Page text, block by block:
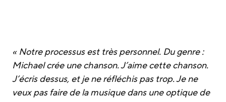
« Notre processus est très personnel. Du genre :
Michael crée une chanson. J’aime cette chanson.
J’écris dessus, et je ne réfléchis pas trop. Je ne
veux pas faire de la musique dans une optique de